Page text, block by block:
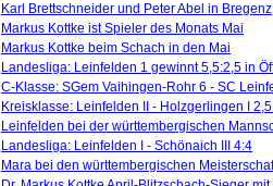
Karl Brettschneider und Peter Abel in Bregenz
Markus Kottke ist Spieler des Monats Mai
Markus Kottke beim Schach in den Mai
Landesliga: Leinfelden 1 gewinnt 5,5:2,5 in
C-Klasse: SGem Vaihingen-Rohr 6 - SC
Kreisklasse: Leinfelden II - Holzgerlingen I
Leinfelden bei der württembergischen
Landesliga: Leinfelden I - Schönaich III 4:4
Mara bei den württembergischen